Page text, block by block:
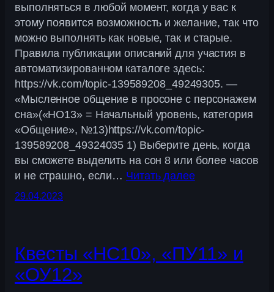
выполняться в любой момент, когда у вас к
этому появится возможность и желание, так что
можно выполнять как новые, так и старые.
Правила публикации описаний для участия в
автоматизированном каталоге здесь:
https://vk.com/topic-139589208_49249305. —
«Мысленное общение в просоне с персонажем
сна»(«НО13» = Начальный уровень, категория
«Общение», №13)https://vk.com/topic-
139589208_49324035 1) Выберите день, когда
вы сможете выделить на сон 8 или более часов
и не страшно, если… Читать далее
29.04.2023
Квесты «НС10», «ПУ11» и
«ОУ12»